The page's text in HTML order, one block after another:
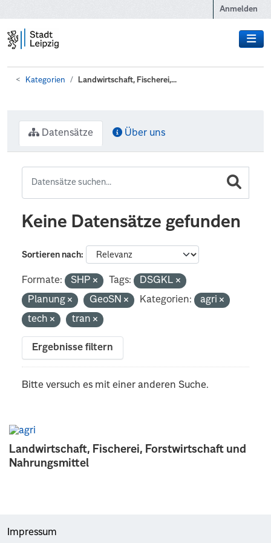
Anmelden
Kategorien Landwirtschaft, Fischerei,...
Landwirtschaft, Fischerei, Forstwirtschaft und
Nahrungsmittel
Datensätze Über uns
Keine Datensätze gefunden
Sortieren nach
Formate: SHP Tags:
DSGKL
Planung
GeoSN Kategorien:
agri
tech
tran
Ergebnisse filtern
Bitte versuch es mit einer anderen Suche.
Impressum